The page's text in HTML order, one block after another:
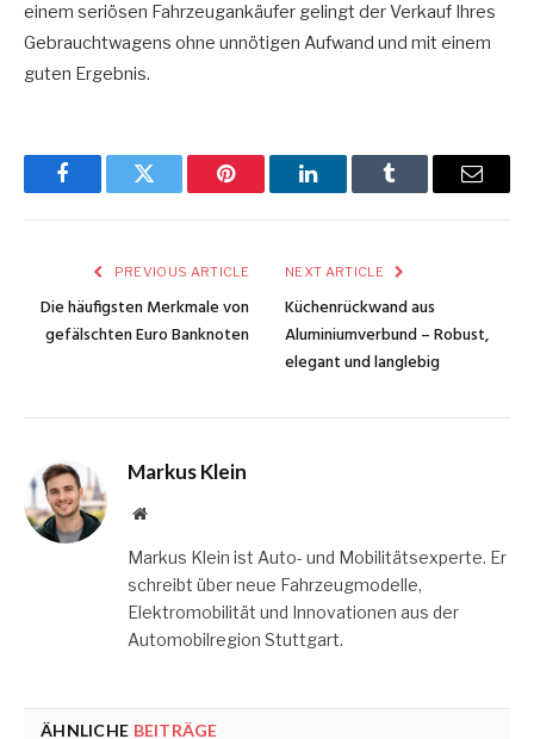
einem seriösen Fahrzeugankäufer gelingt der Verkauf Ihres
Gebrauchtwagens ohne unnötigen Aufwand und mit einem
guten Ergebnis.
FacebookTwitter Pinterest LinkedInTumblr Email
PREVIOUS ARTICLE
Die häufigsten Merkmale von
gefälschten Euro Banknoten
NEXT ARTICLE
Küchenrückwand aus
Aluminiumverbund – Robust,
elegant und langlebig
Markus Klein
Website
Markus Klein ist Auto- und Mobilitätsexperte. Er
schreibt über neue Fahrzeugmodelle,
Elektromobilität und Innovationen aus der
Automobilregion Stuttgart.
ÄHNLICHE BEITRÄGE